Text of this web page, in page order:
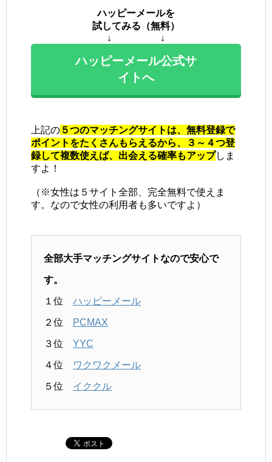
ハッピーメールを
試してみる（無料）
↓ ↓
ハッピーメール公式サ
イトへ
上記の ５つのマッチングサイトは、無料登録で
ポイントをたくさんもらえるから、３～４つ登
録して複数使えば、出会える確率もアップしま
すよ！
（※女性は５サイト全部、完全無料で使えま
す。なので女性の利用者も多いですよ）
全部大手マッチングサイトなので安心で
す。
１位 ハッピーメール
２位 PCMAX
３位 YYC
４位 ワクワクメール
５位 イククル